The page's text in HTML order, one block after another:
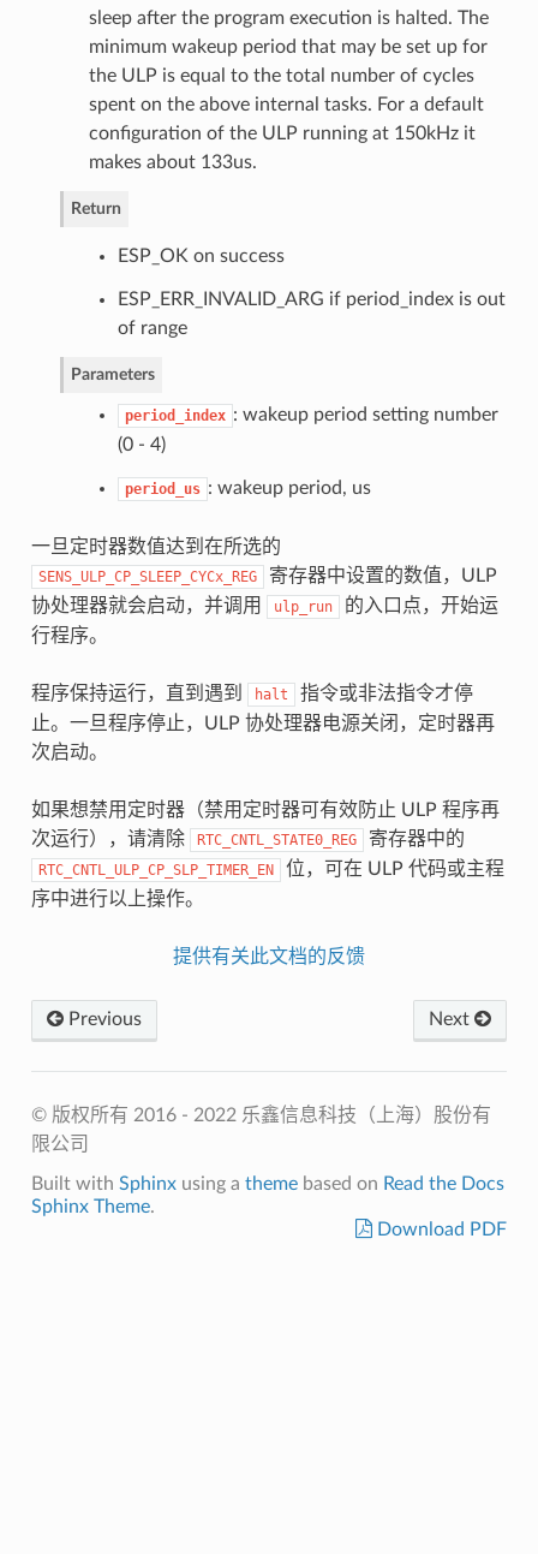
sleep after the program execution is halted. The
minimum wakeup period that may be set up for
the ULP is equal to the total number of cycles
spent on the above internal tasks. For a default
configuration of the ULP running at 150kHz it
makes about 133us.
Return
ESP_OK on success
ESP_ERR_INVALID_ARG if period_index is out
of range
Parameters
period_index : wakeup period setting number
(0 - 4)
period_us : wakeup period, us
一旦定时器数值达到在所选的
SENS_ULP_CP_SLEEP_CYCx_REG
寄存器中设置的数值，ULP
协处理器就会启动，并调用
ulp_run
的入口点，开始运
行程序。
程序保持运行，直到遇到 halt
指令或非法指令才停
止。一旦程序停止，ULP 协处理器电源关闭，定时器再
次启动。
如果想禁用定时器（禁用定时器可有效防止 ULP 程序再
次运行），请清除
RTC_CNTL_STATE0_REG 寄存器中的
RTC_CNTL_ULP_CP_SLP_TIMER_EN
位，可在 ULP 代码或主程
序中进行以上操作。
提供有关此文档的反馈
Next
Previous
© 版权所有 2016 - 2022 乐鑫信息科技（上海）股份有
限公司
Built with Sphinxusing a themebased on Read the Docs
Sphinx Theme.
Download PDF